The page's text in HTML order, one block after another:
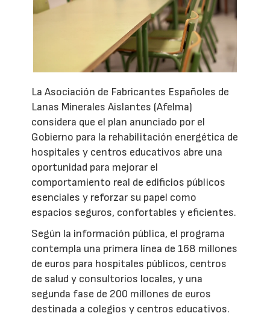
La Asociación de Fabricantes Españoles de
Lanas Minerales Aislantes (Afelma)
considera que el plan anunciado por el
Gobierno para la rehabilitación energética de
hospitales y centros educativos abre una
oportunidad para mejorar el
comportamiento real de edificios públicos
esenciales y reforzar su papel como
espacios seguros, confortables y eficientes.
Según la información pública, el programa
contempla una primera línea de 168 millones
de euros para hospitales públicos, centros
de salud y consultorios locales, y una
segunda fase de 200 millones de euros
destinada a colegios y centros educativos.